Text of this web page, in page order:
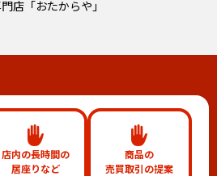
店「おたからや」
店内の長時間の
居座りなど
商品の
売買取引の提案